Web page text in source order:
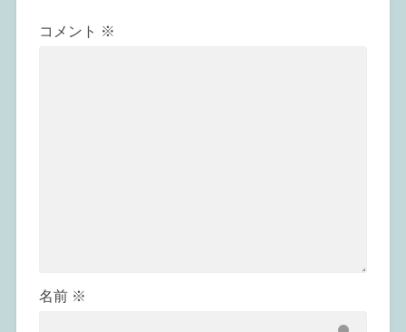
コメント ※
名前 ※